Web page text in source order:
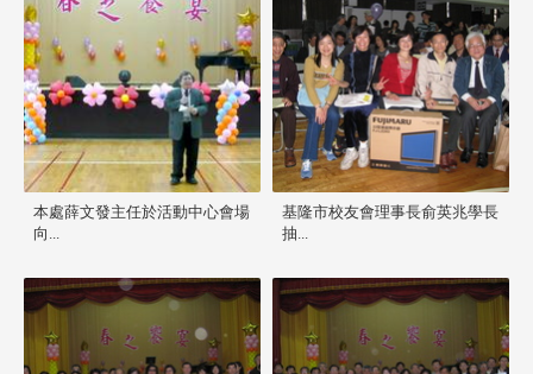
本處薛文發主任於活動中心會場
向...
基隆市校友會理事長俞英兆學長
抽...